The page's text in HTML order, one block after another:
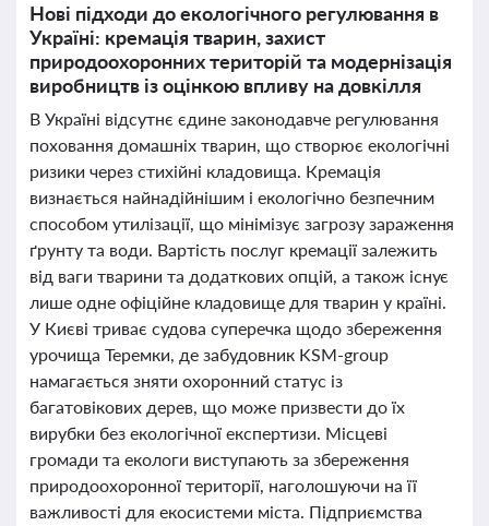
Нові підходи до екологічного регулювання в
Україні: кремація тварин, захист
природоохоронних територій та модернізація
виробництв із оцінкою впливу на довкілля
В Україні відсутнє єдине законодавче регулювання
поховання домашніх тварин, що створює екологічні
ризики через стихійні кладовища. Кремація
визнається найнадійнішим і екологічно безпечним
способом утилізації, що мінімізує загрозу зараження
ґрунту та води. Вартість послуг кремації залежить
від ваги тварини та додаткових опцій, а також існує
лише одне офіційне кладовище для тварин у країні.
У Києві триває судова суперечка щодо збереження
урочища Теремки, де забудовник KSM-group
намагається зняти охоронний статус із
багатовікових дерев, що може призвести до їх
вирубки без екологічної експертизи. Місцеві
громади та екологи виступають за збереження
природоохоронної території, наголошуючи на її
важливості для екосистеми міста. Підприємства